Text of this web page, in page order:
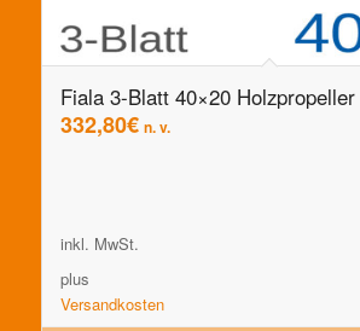
Fiala 3-Blatt 40×20 Holzpropeller
332,80€ n. v.
inkl. MwSt.
plus
Versandkosten